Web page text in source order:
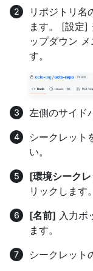
リポジトリ名
ます。 [設定]
ップダウン メ
す。
左側のサイド
シークレット
い。
[環境シーク
リックします。
[名前] 入力ボ
ます。
シークレット